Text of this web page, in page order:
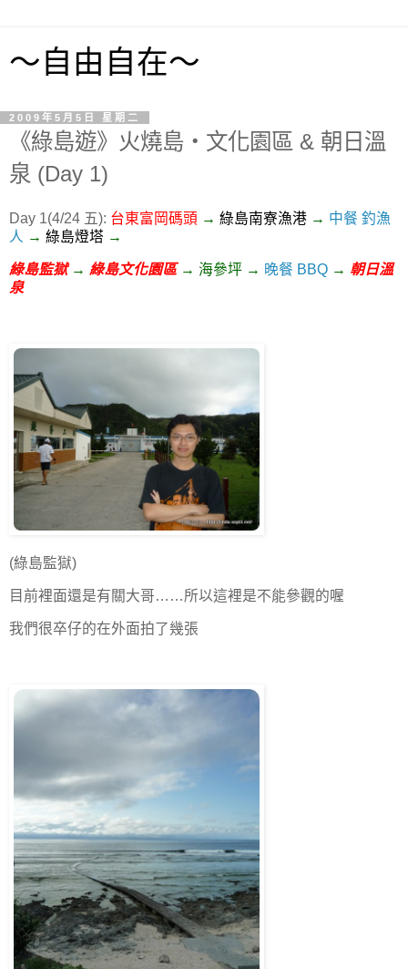
～自由自在～
2009年5月5日 星期二
《綠島遊》火燒島‧文化園區 & 朝日溫
泉 (Day 1)
Day 1(4/24 五): 台東富岡碼頭 → 綠島南寮漁港 → 中餐 釣漁
人 → 綠島燈塔 →
綠島監獄→ 綠島文化園區→ 海參坪 → 晚餐 BBQ → 朝日溫
泉
(綠島監獄)
目前裡面還是有關大哥……所以這裡是不能參觀的喔
我們很卒仔的在外面拍了幾張